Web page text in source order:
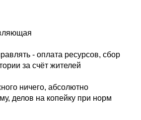
- оплата ресурсов, сбор
за счёт жителей
ничего, абсолютно
делов на копейку при норм